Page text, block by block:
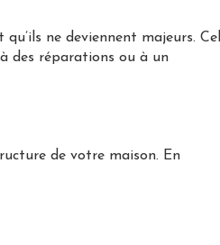
ne deviennent majeurs.
des réparations ou à un
de votre maison. En